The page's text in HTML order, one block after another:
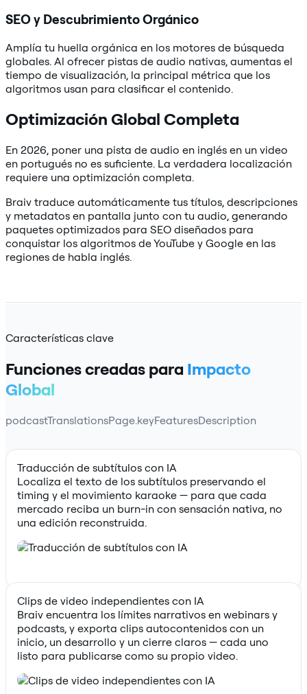
SEO y Descubrimiento Orgánico
Amplía tu huella orgánica en los motores de búsqueda
globales. Al ofrecer pistas de audio nativas, aumentas el
tiempo de visualización, la principal métrica que los
algoritmos usan para clasificar el contenido.
Optimización Global Completa
En 2026, poner una pista de audio en inglés en un video
en portugués no es suficiente. La verdadera localización
requiere una optimización completa.
Braiv traduce automáticamente tus títulos, descripciones
y metadatos en pantalla junto con tu audio, generando
paquetes optimizados para SEO diseñados para
conquistar los algoritmos de YouTube y Google en las
regiones de habla inglés.
Características clave
Funciones creadas para Impacto
Global
podcastTranslationsPage.keyFeaturesDescription
Traducción de subtítulos con IA
Localiza el texto de los subtítulos preservando el
timing y el movimiento karaoke — para que cada
mercado reciba un burn-in con sensación nativa, no
una edición reconstruida.
Clips de video independientes con IA
Braiv encuentra los límites narrativos en webinars y
podcasts, y exporta clips autocontenidos con un
inicio, un desarrollo y un cierre claros — cada uno
listo para publicarse como su propio video.